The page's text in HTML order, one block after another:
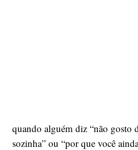
quando alguém diz “não gosto
sozinha” ou “por que você